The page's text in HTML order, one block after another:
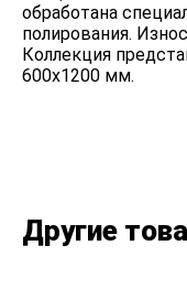
обработана
полирования.
Коллекция
600х1200 мм.
Другие